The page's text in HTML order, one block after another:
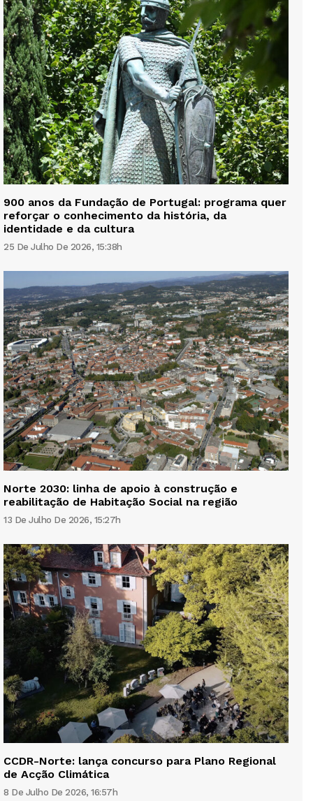
900 anos da Fundação de Portugal: programa quer
reforçar o conhecimento da história, da
identidade e da cultura
25 De Julho De 2026, 15:38h
Norte 2030: linha de apoio à construção e
reabilitação de Habitação Social na região
13 De Julho De 2026, 15:27h
CCDR-Norte: lança concurso para Plano Regional
de Acção Climática
8 De Julho De 2026, 16:57h